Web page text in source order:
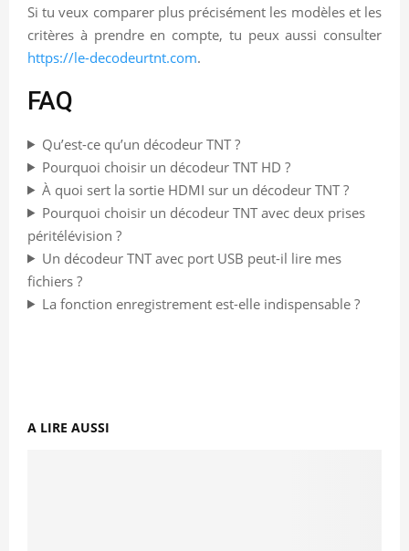
Si tu veux comparer plus précisément les modèles et les
critères à prendre en compte, tu peux aussi consulter
https://le-decodeurtnt.com.
FAQ
Qu’est-ce qu’un décodeur TNT ?
Pourquoi choisir un décodeur TNT HD ?
À quoi sert la sortie HDMI sur un décodeur TNT ?
Pourquoi choisir un décodeur TNT avec deux prises
péritélévision ?
Un décodeur TNT avec port USB peut-il lire mes
fichiers ?
La fonction enregistrement est-elle indispensable ?
A LIRE AUSSI